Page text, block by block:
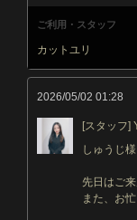
ご利用・スタッフ
カットユリ
2026/05/02 01:28
[スタッフ]
しゅうじ様
先日はご
また、お